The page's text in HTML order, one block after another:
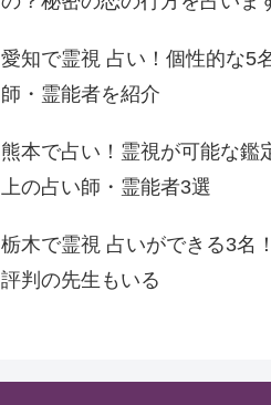
愛知で霊視 占い！個性的な5
師・霊能者を紹介
熊本で占い！霊視が可能な鑑
上の占い師・霊能者3選
栃木で霊視 占いができる3名
評判の先生もいる